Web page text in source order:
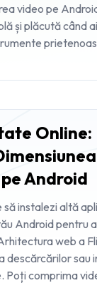
video pe
și plăcută când
Online:
pe Android
să instalezi altă
Android pentru
web a
descărcărilor sau
Poți comprima